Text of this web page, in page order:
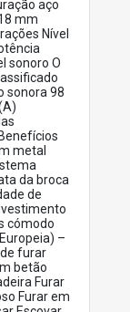
aço
mm
Nível
sonoro O
sonora 98
metal
da broca
de
cómodo
–
furar
betão
Furar
Furar em